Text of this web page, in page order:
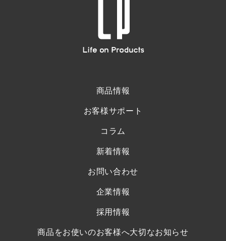
商品情報
お客様サポート
コラム
新着情報
お問い合わせ
企業情報
採用情報
商品をお使いのお客様へ大切なお知らせ